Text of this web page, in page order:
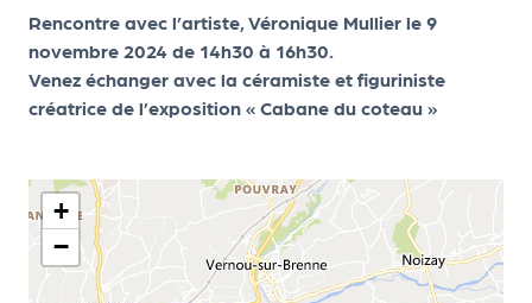
Rencontre avec l’artiste, Véronique Mullier le 9
novembre 2024 de 14h30 à 16h30.
Venez échanger avec la céramiste et figuriniste
créatrice de l’exposition « Cabane du coteau »
+
−
N
os
se
ce
s